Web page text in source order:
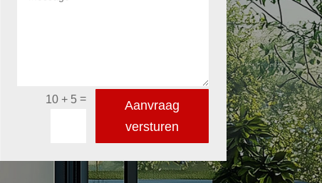
10 + 5=
Aanvraag
versturen